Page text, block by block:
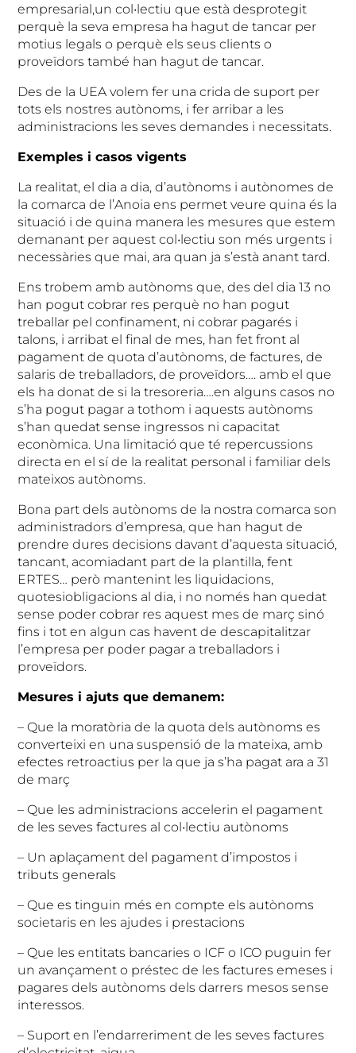
empresarial,un col•lectiu que està desprotegit
perquè la seva empresa ha hagut de tancar per
motius legals o perquè els seus clients o
proveïdors també han hagut de tancar.
Des de la UEA volem fer una crida de suport per
tots els nostres autònoms, i fer arribar a les
administracions les seves demandes i necessitats.
Exemples i casos vigents
La realitat, el dia a dia, d’autònoms i autònomes de
la comarca de l’Anoia ens permet veure quina és la
situació i de quina manera les mesures que estem
demanant per aquest col•lectiu son més urgents i
necessàries que mai, ara quan ja s’està anant tard.
Ens trobem amb autònoms que, des del dia 13 no
han pogut cobrar res perquè no han pogut
treballar pel confinament, ni cobrar pagarés i
talons, i arribat el final de mes, han fet front al
pagament de quota d’autònoms, de factures, de
salaris de treballadors, de proveïdors…. amb el que
els ha donat de si la tresoreria….en alguns casos no
s’ha pogut pagar a tothom i aquests autònoms
s’han quedat sense ingressos ni capacitat
econòmica. Una limitació que té repercussions
directa en el sí de la realitat personal i familiar dels
mateixos autònoms.
Bona part dels autònoms de la nostra comarca son
administradors d’empresa, que han hagut de
prendre dures decisions davant d’aquesta situació,
tancant, acomiadant part de la plantilla, fent
ERTES… però mantenint les liquidacions,
quotesiobligacions al dia, i no només han quedat
sense poder cobrar res aquest mes de març sinó
fins i tot en algun cas havent de descapitalitzar
l’empresa per poder pagar a treballadors i
proveïdors.
Mesures i ajuts que demanem:
– Que la moratòria de la quota dels autònoms es
converteixi en una suspensió de la mateixa, amb
efectes retroactius per la que ja s’ha pagat ara a 31
de març
– Que les administracions accelerin el pagament
de les seves factures al col•lectiu autònoms
– Un aplaçament del pagament d’impostos i
tributs generals
– Que es tinguin més en compte els autònoms
societaris en les ajudes i prestacions
– Que les entitats bancaries o ICF o ICO puguin fer
un avançament o préstec de les factures emeses i
pagares dels autònoms dels darrers mesos sense
interessos.
– Suport en l’endarreriment de les seves factures